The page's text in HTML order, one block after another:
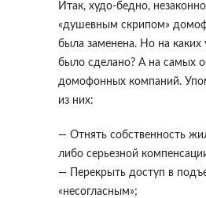
Итак, худо-бедно,
«душевным скрипом»
была заменена. Но на каких
было сделано? А на самых
домофонных компаний.
из них:
— Отнять собственность
либо серьезной
— Перекрыть доступ в
«несогласным»;